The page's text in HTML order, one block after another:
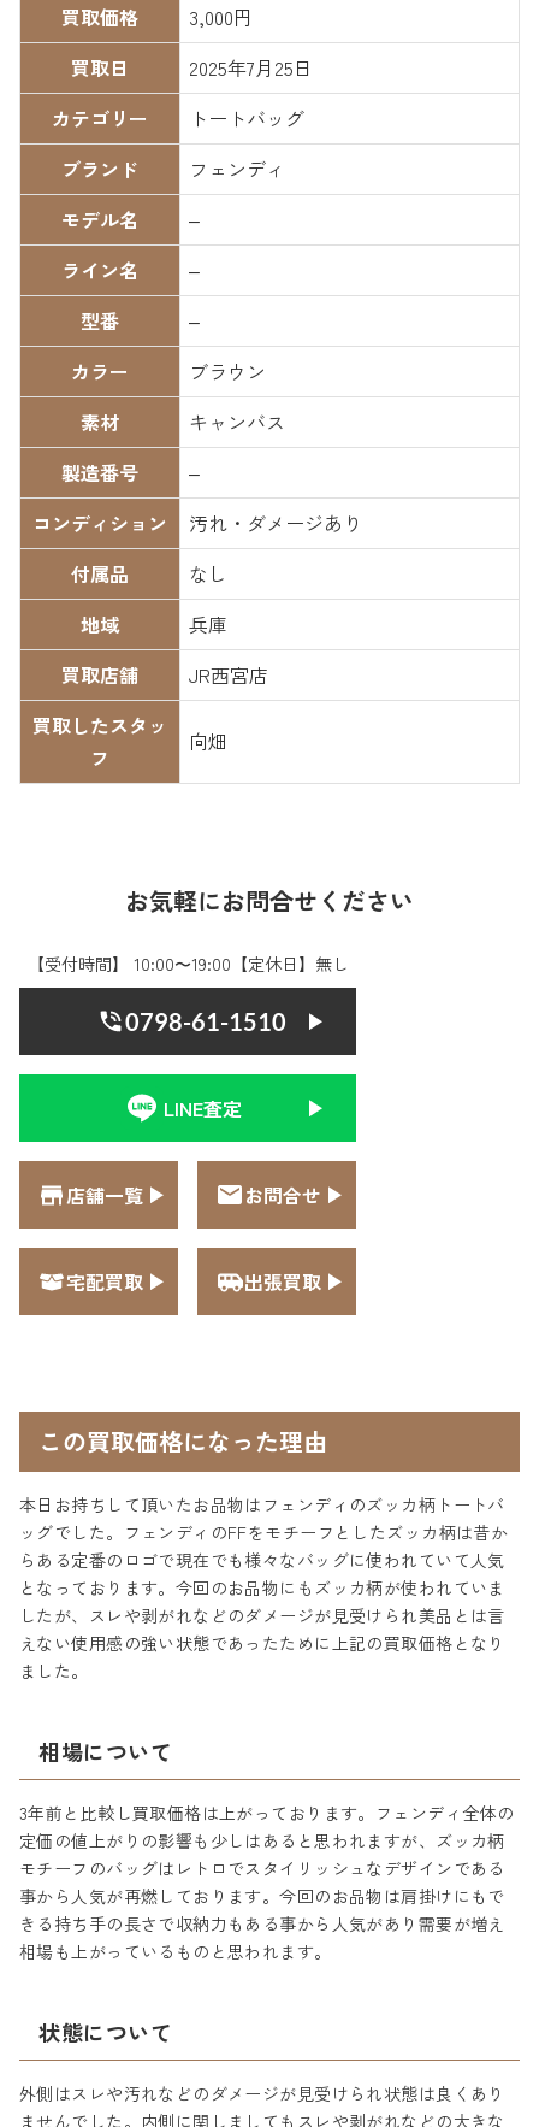
買取価格
3,000円
買取日
2025年7月25日
カテゴリー
トートバッグ
ブランド
フェンディ
モデル名
–
ライン名
–
型番
–
カラー
ブラウン
素材
キャンバス
製造番号
–
コンディション
汚れ・ダメージあり
付属品
なし
地域
兵庫
買取店舗
JR西宮店
買取したスタッ
フ
向畑
お気軽にお問合せください
【受付時間】 10:00〜19:00【定休日】無し
0798-61-1510
LINE査定
店舗一覧 お問合せ
宅配買取 出張買取
この買取価格になった理由
本日お持ちして頂いたお品物はフェンディのズッカ柄トートバ
ッグでした。フェンディのFFをモチーフとしたズッカ柄は昔か
らある定番のロゴで現在でも様々なバッグに使われていて人気
となっております。今回のお品物にもズッカ柄が使われていま
したが、スレや剥がれなどのダメージが見受けられ美品とは言
えない使用感の強い状態であったために上記の買取価格となり
ました。
相場について
3年前と比較し買取価格は上がっております。フェンディ全体の
定価の値上がりの影響も少しはあると思われますが、ズッカ柄
モチーフのバッグはレトロでスタイリッシュなデザインである
事から人気が再燃しております。今回のお品物は肩掛けにもで
きる持ち手の長さで収納力もある事から人気があり需要が増え
相場も上がっているものと思われます。
状態について
外側はスレや汚れなどのダメージが見受けられ状態は良くあり
ませんでした。内側に関しましてもスレや剥がれなどの大きな